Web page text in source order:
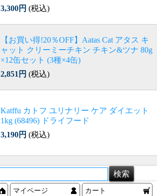
3,300円 (税込)
【お買い得!20％OFF】Aatas Cat アタス キ
ャット クリーミーチキン チキン&ツナ 80g
×12缶セット (3種×4缶)
2,851円 (税込)
Katffu カトフ ユリナリー ケア ダイエット
1kg (68496) ドライフード
3,190円 (税込)
マイページ カート